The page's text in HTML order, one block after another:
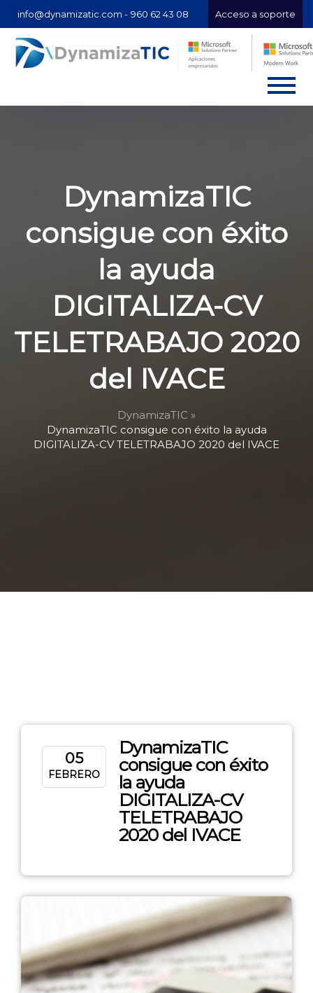
info@dynamizatic.com - 960 62 43 08 Acceso a soporte
DynamizaTIC
consigue con éxito
la ayuda
DIGITALIZA-CV
TELETRABAJO 2020
del IVACE
DynamizaTIC »
DynamizaTIC consigue con éxito la ayuda
DIGITALIZA-CV TELETRABAJO 2020 del IVACE
05
FEBRERO
DynamizaTIC
consigue con éxito
la ayuda
DIGITALIZA-CV
TELETRABAJO
2020 del IVACE